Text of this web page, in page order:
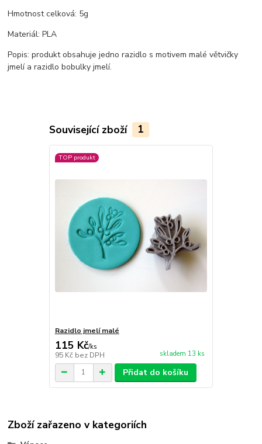
Hmotnost celková: 5g
Materiál: PLA
Popis: produkt obsahuje jedno razidlo s motivem malé větvičky
jmelí a razidlo bobulky jmelí.
Související zboží 1
TOP produkt
Razidlo jmelí malé
115 Kč/ks
95 Kč bez DPH skladem 13 ks
Přidat do košíku
Zboží zařazeno v kategoriích